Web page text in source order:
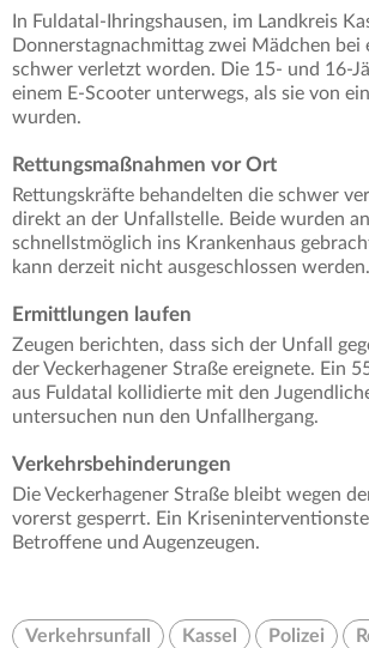
In Fuldatal-Ihringshausen, im Landkreis
Donnerstagnachmittag zwei Mädchen bei
schwer verletzt worden. Die 15- und 16-
einem E-Scooter unterwegs, als sie von
wurden.
Rettungsmaßnahmen vor Ort
Rettungskräfte behandelten die schwer
direkt an der Unfallstelle. Beide wurden
schnellstmöglich ins Krankenhaus
kann derzeit nicht ausgeschlossen werden.
Ermittlungen laufen
Zeugen berichten, dass sich der Unfall
der Veckerhagener Straße ereignete. Ein
aus Fuldatal kollidierte mit den
untersuchen nun den Unfallhergang.
Verkehrsbehinderungen
Die Veckerhagener Straße bleibt wegen
vorerst gesperrt. Ein
Betroffene und Augenzeugen.
Verkehrsunfall Kassel Polizei